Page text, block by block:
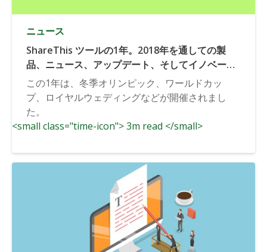
ニュース
ShareThis ツールの1年。2018年を通しての製
品、ニュース、アップデート、そしてイノベーシ
ョン
この1年は、冬季オリンピック、ワールドカッ
プ、ロイヤルウェディングなどが開催されまし
た。
<small class="time-icon"> 3m read </small>